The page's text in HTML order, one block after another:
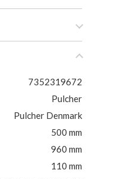
7352319672
Pulcher
Pulcher Denmark
500 mm
960 mm
110 mm